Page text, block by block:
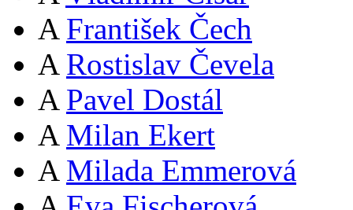
A František Čech
A Rostislav Čevela
A Pavel Dostál
A Milan Ekert
A Milada Emmerová